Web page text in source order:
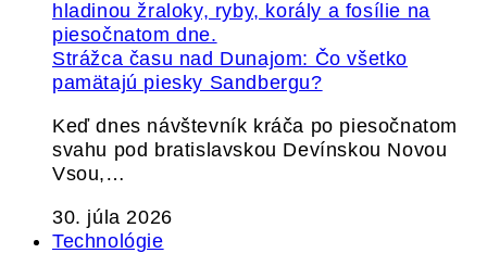
Strážca času nad Dunajom: Čo všetko
pamätajú piesky Sandbergu?
Keď dnes návštevník kráča po piesočnatom
svahu pod bratislavskou Devínskou Novou
Vsou,…
30. júla 2026
Technológie